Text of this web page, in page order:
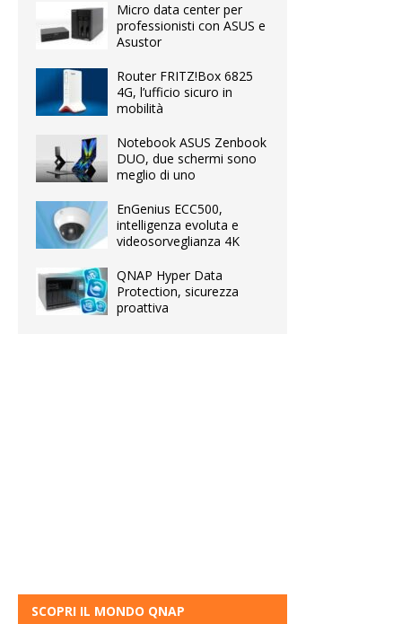
Micro data center per
professionisti con ASUS e
Asustor
Router FRITZ!Box 6825
4G, l’ufficio sicuro in
mobilità
Notebook ASUS Zenbook
DUO, due schermi sono
meglio di uno
EnGenius ECC500,
intelligenza evoluta e
videosorveglianza 4K
QNAP Hyper Data
Protection, sicurezza
proattiva
SCOPRI IL MONDO QNAP